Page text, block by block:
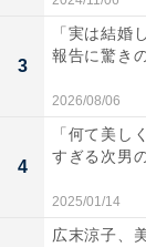
3
「実は結婚
報告に驚き
2026/08/06
4
「何て美し
すぎる次男
2025/01/14
広末涼子、